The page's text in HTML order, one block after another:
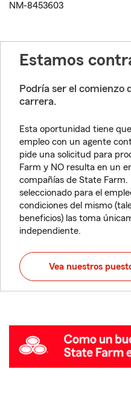
NM-8453603
Estamos
Podría ser el comienzo
carrera.
Esta oportunidad tiene
empleo con un agente
pide una solicitud para
Farm y NO resulta en un
compañías de State Farm.
seleccionado para el
condiciones del mismo
beneficios) las toma
independiente.
Vea nuestros